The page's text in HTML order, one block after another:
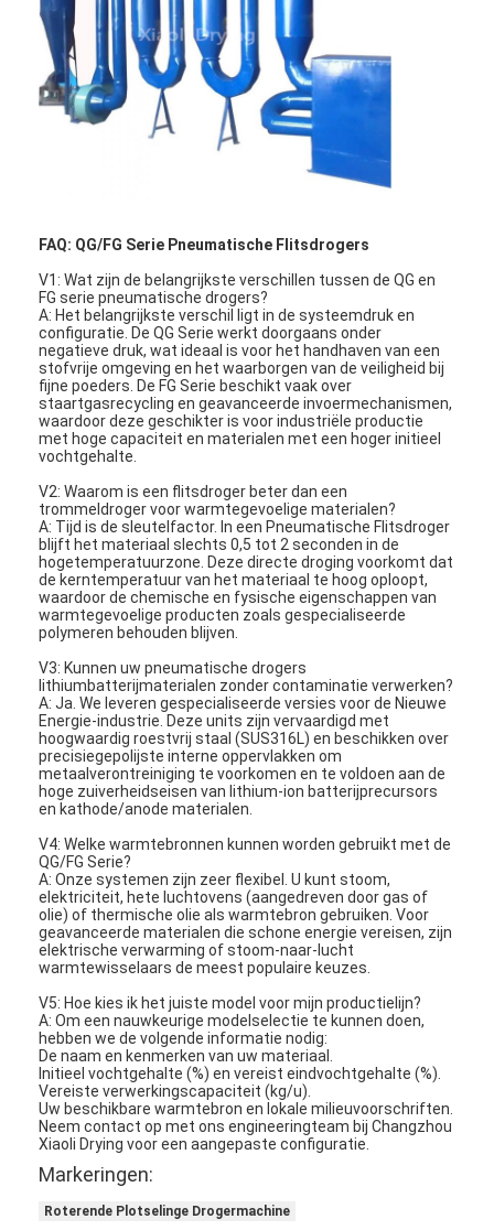
Fabrieksreis
Kwaliteitscontrole
Contacteer ons
Droger van de hoge snelheids de Centrifugaalnevel
Vloeibaar gemaakt trillen - beddroger
Microgolf Vacuümdroger
De Droger van de druknevel
Hete Lucht Oven Dryer
Horizontale Lintmixer
Universele Maalmachine
v de mixer van het typepoeder
IBC-Bakmixer
Industriële Drogende Machine
Plotselinge Drogermachine
Peddeldroger
Vacuüm Drogende Machine
FAQ: QG/FG Serie Pneumatische Flitsdrogers
V1: Wat zijn de belangrijkste verschillen tussen de QG en
FG serie pneumatische drogers?
A: Het belangrijkste verschil ligt in de systeemdruk en
configuratie. De QG Serie werkt doorgaans onder
negatieve druk, wat ideaal is voor het handhaven van een
stofvrije omgeving en het waarborgen van de veiligheid bij
fijne poeders. De FG Serie beschikt vaak over
staartgasrecycling en geavanceerde invoermechanismen,
waardoor deze geschikter is voor industriële productie
met hoge capaciteit en materialen met een hoger initieel
vochtgehalte.
V2: Waarom is een flitsdroger beter dan een
trommeldroger voor warmtegevoelige materialen?
A: Tijd is de sleutelfactor. In een Pneumatische Flitsdroger
blijft het materiaal slechts 0,5 tot 2 seconden in de
hogetemperatuurzone. Deze directe droging voorkomt dat
de kerntemperatuur van het materiaal te hoog oploopt,
waardoor de chemische en fysische eigenschappen van
warmtegevoelige producten zoals gespecialiseerde
polymeren behouden blijven.
V3: Kunnen uw pneumatische drogers
lithiumbatterijmaterialen zonder contaminatie verwerken?
A: Ja. We leveren gespecialiseerde versies voor de Nieuwe
Energie-industrie. Deze units zijn vervaardigd met
hoogwaardig roestvrij staal (SUS316L) en beschikken over
precisiegepolijste interne oppervlakken om
metaalverontreiniging te voorkomen en te voldoen aan de
hoge zuiverheidseisen van lithium-ion batterijprecursors
en kathode/anode materialen.
V4: Welke warmtebronnen kunnen worden gebruikt met de
QG/FG Serie?
A: Onze systemen zijn zeer flexibel. U kunt stoom,
elektriciteit, hete luchtovens (aangedreven door gas of
olie) of thermische olie als warmtebron gebruiken. Voor
geavanceerde materialen die schone energie vereisen, zijn
elektrische verwarming of stoom-naar-lucht
warmtewisselaars de meest populaire keuzes.
V5: Hoe kies ik het juiste model voor mijn productielijn?
A: Om een nauwkeurige modelselectie te kunnen doen,
hebben we de volgende informatie nodig:
De naam en kenmerken van uw materiaal.
Initieel vochtgehalte (%) en vereist eindvochtgehalte (%).
Vereiste verwerkingscapaciteit (kg/u).
Uw beschikbare warmtebron en lokale milieuvoorschriften.
Neem contact op met ons engineeringteam bij Changzhou
Xiaoli Drying voor een aangepaste configuratie.
Markeringen:
Roterende Plotselinge Drogermachine